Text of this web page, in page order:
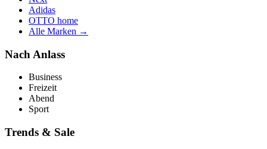
Adidas
OTTO home
Alle Marken →
Nach Anlass
Business
Freizeit
Abend
Sport
Trends & Sale